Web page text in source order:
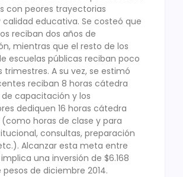
con peores trayectorias
calidad educativa. Se costeó que
reciban dos años de
mientras que el resto de los
escuelas públicas reciban poco
trimestres. A su vez, se estimó
reciban 8 horas cátedra
capacitación y los
dediquen 16 horas cátedra
horas de clase y para
consultas, preparación
Alcanzar esta meta entre
implica una inversión de $6.168
de diciembre 2014.